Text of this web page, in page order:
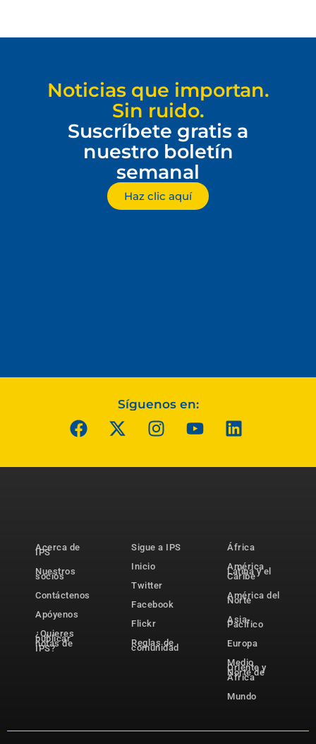
Noticias que importan.
Sin ruido.
Suscríbete gratis a
nuestro boletín
semanal
Haz clic aquí
Síguenos en:
Acerca de
IPS
Nuestros
socios
Contáctenos
Apóyenos
¿Quieres
publicar
notas de
IPS?
Sigue a IPS
Inicio
Twitter
Facebook
Flickr
Reglas de
comunidad
África
América
Latina y el
Caribe
América del
Norte
Asia-
Pacífico
Europa
Medio
Oriente y
Norte de
África
Mundo